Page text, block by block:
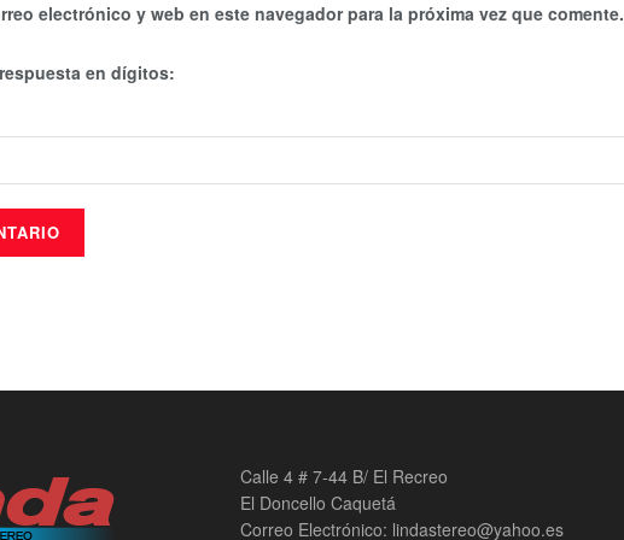
electrónico y web en este navegador para la próxima vez que comente.
en dígitos:
Calle 4 # 7-44 B/ El Recreo
El Doncello Caquetá
Correo Electrónico: lindastereo@yahoo.es